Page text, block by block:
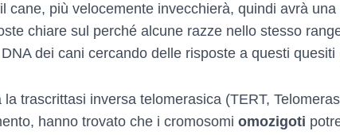
cane, più velocemente invecchierà, quindi avrà
chiare sul perché alcune razze nello stesso
dei cani cercando delle risposte a questi quesiti
trascrittasi inversa telomerasica (TERT,
hanno trovato che i cromosomi omozigoti